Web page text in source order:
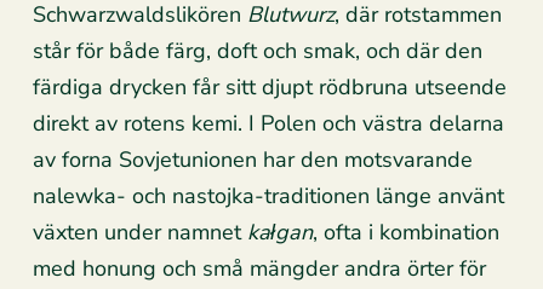
Schwarzwaldslikören Blutwurz, där rotstammen
står för både färg, doft och smak, och där den
färdiga drycken får sitt djupt rödbruna utseende
direkt av rotens kemi. I Polen och västra delarna
av forna Sovjetunionen har den motsvarande
nalewka- och nastojka-traditionen länge använt
växten under namnet kałgan, ofta i kombination
med honung och små mängder andra örter för